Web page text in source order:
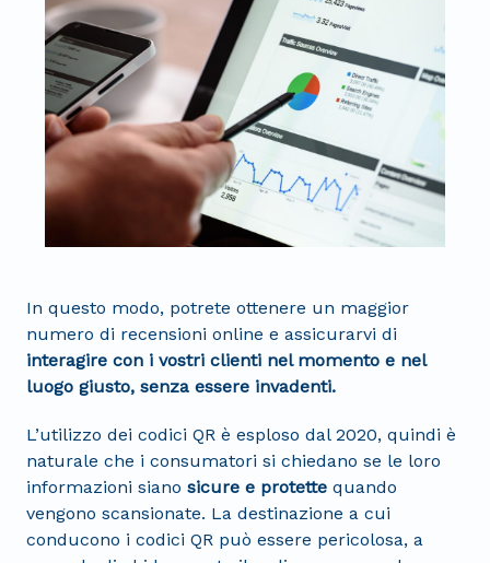
In questo modo, potrete ottenere un maggior
numero di recensioni online e assicurarvi di
interagire con i vostri clienti nel momento e nel
luogo giusto, senza essere invadenti.
L’utilizzo dei codici QR è esploso dal 2020, quindi è
naturale che i consumatori si chiedano se le loro
informazioni siano sicure e protette quando
vengono scansionate. La destinazione a cui
conducono i codici QR può essere pericolosa, a